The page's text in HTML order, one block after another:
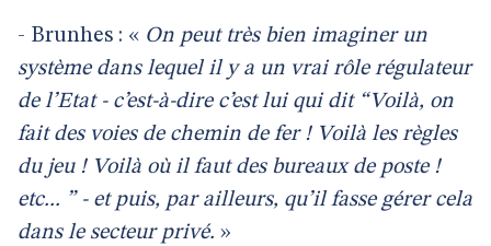
- Brunhes : « On peut très bien imaginer un
système dans lequel il y a un vrai rôle régulateur
de l’Etat - c’est-à-dire c’est lui qui dit “Voilà, on
fait des voies de chemin de fer ! Voilà les règles
du jeu ! Voilà où il faut des bureaux de poste !
etc... ” - et puis, par ailleurs, qu’il fasse gérer cela
dans le secteur privé. »